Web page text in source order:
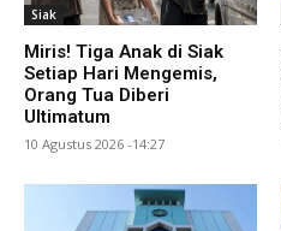
Siak
Miris! Tiga Anak di Siak
Setiap Hari Mengemis,
Orang Tua Diberi
Ultimatum
10 Agustus 2026 -14:27